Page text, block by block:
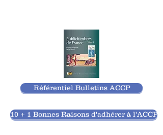
Référentiel Bulletins ACCP
10 + 1 Bonnes Raisons d'adhérer à l'ACCP